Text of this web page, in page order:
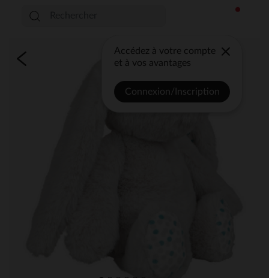
Accédez à votre compte
et à vos avantages
Connexion/Inscription